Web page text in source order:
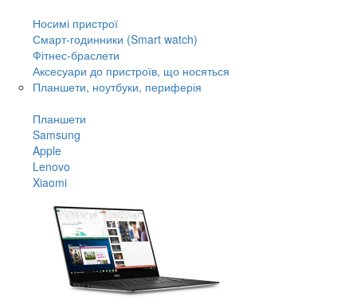
Носимі пристрої
Смарт-годинники (Smart watch)
Фітнес-браслети
Аксесуари до пристроїв, що носяться
Планшети, ноутбуки, периферія
Планшети
Samsung
Apple
Lenovo
Xiaomi